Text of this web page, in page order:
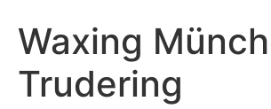
Waxing
Trudering